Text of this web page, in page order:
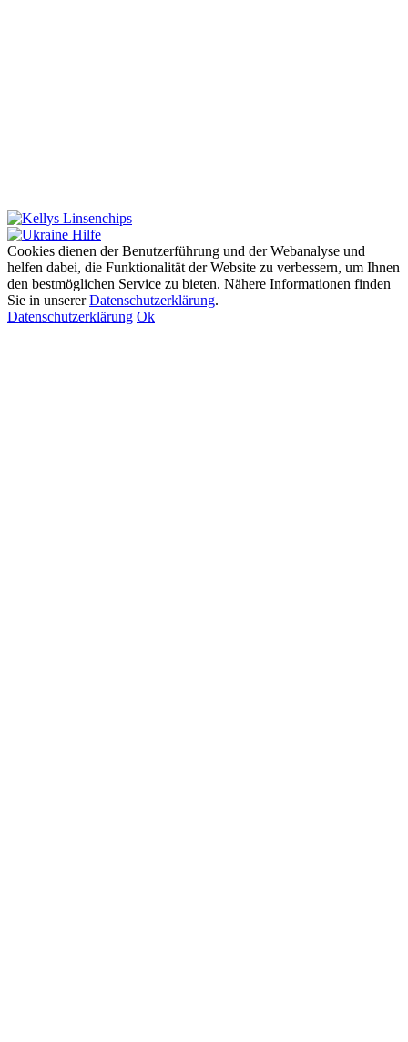
Cookies dienen der Benutzerführung und der Webanalyse und
helfen dabei, die Funktionalität der Website zu verbessern, um Ihnen
den bestmöglichen Service zu bieten. Nähere Informationen finden
Sie in unsererDatenschutzerklärung.
Datenschutzerklärung Ok